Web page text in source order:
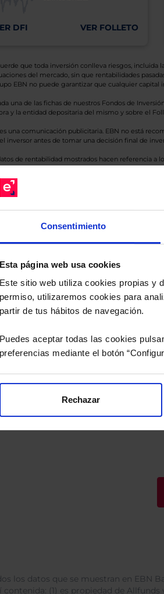
Consentimiento
Esta página web usa cookies
Este sitio web utiliza cookies propias y
permiso, utilizaremos cookies para
partir de tus hábitos de navegación.
Puedes aceptar todas las cookies
preferencias mediante el botón
Rechazar
DFI VER FOLLETO
que toda inversión conlleva riesgos, incluida
del mercado, sin que rentabilidades
EBN no puede garantizar que cualquier
una de las fichas de nuestros Fondos de
y la entidad depositaria del mismo y sobre el
una comunicación publicitaria. EBN no está
inversor antes de tomar una decisión final de
de rentabilidad mostrados hacen referencia a
a Valor Liquidativo actual con reinversión de
hacemos un
el archivoe indíquenos
alternativas de Clases Limpias
los datos que se muestran en EBN
contenida: (1) es propiedad de